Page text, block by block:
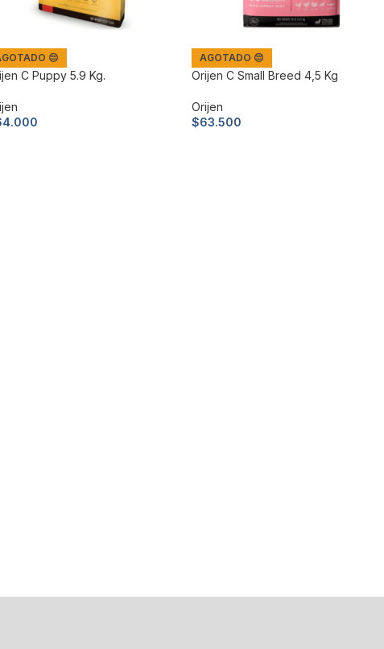
😔
C Puppy 5.9 Kg.
AGOTADO 😔
Orijen C Small Breed 4,5 Kg
Orijen
$63.500